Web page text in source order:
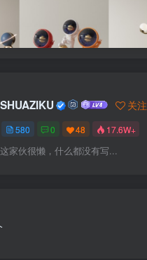
SHUAZIKU 关注
580 0 48 17.6W+
这家伙很懒，什么都没有写...